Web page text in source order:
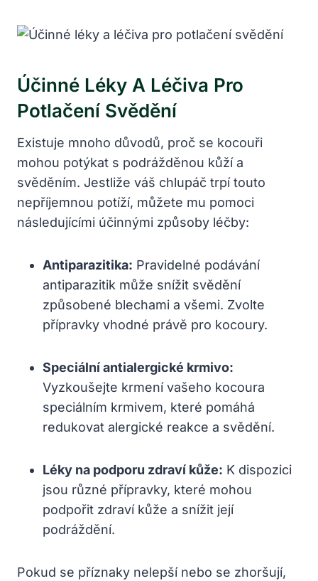
Účinné Léky A Léčiva Pro
Potlačení Svědění
Existuje mnoho důvodů, proč se kocouři
mohou potýkat s podrážděnou kůží a
svěděním. Jestliže váš chlupáč trpí touto
nepříjemnou potíží, můžete mu pomoci
následujícími účinnými způsoby léčby:
Antiparazitika: Pravidelné podávání
antiparazitik může snížit svědění
způsobené blechami a všemi. Zvolte
přípravky vhodné právě pro kocoury.
Speciální antialergické krmivo:
Vyzkoušejte krmení vašeho kocoura
speciálním krmivem, které pomáhá
redukovat alergické reakce a svědění.
Léky na podporu zdraví kůže: K dispozici
jsou různé přípravky, které mohou
podpořit zdraví kůže a snížit její
podráždění.
Pokud se příznaky nelepší nebo se zhoršují,